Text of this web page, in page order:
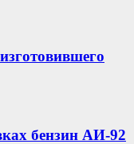
бензин АИ-92